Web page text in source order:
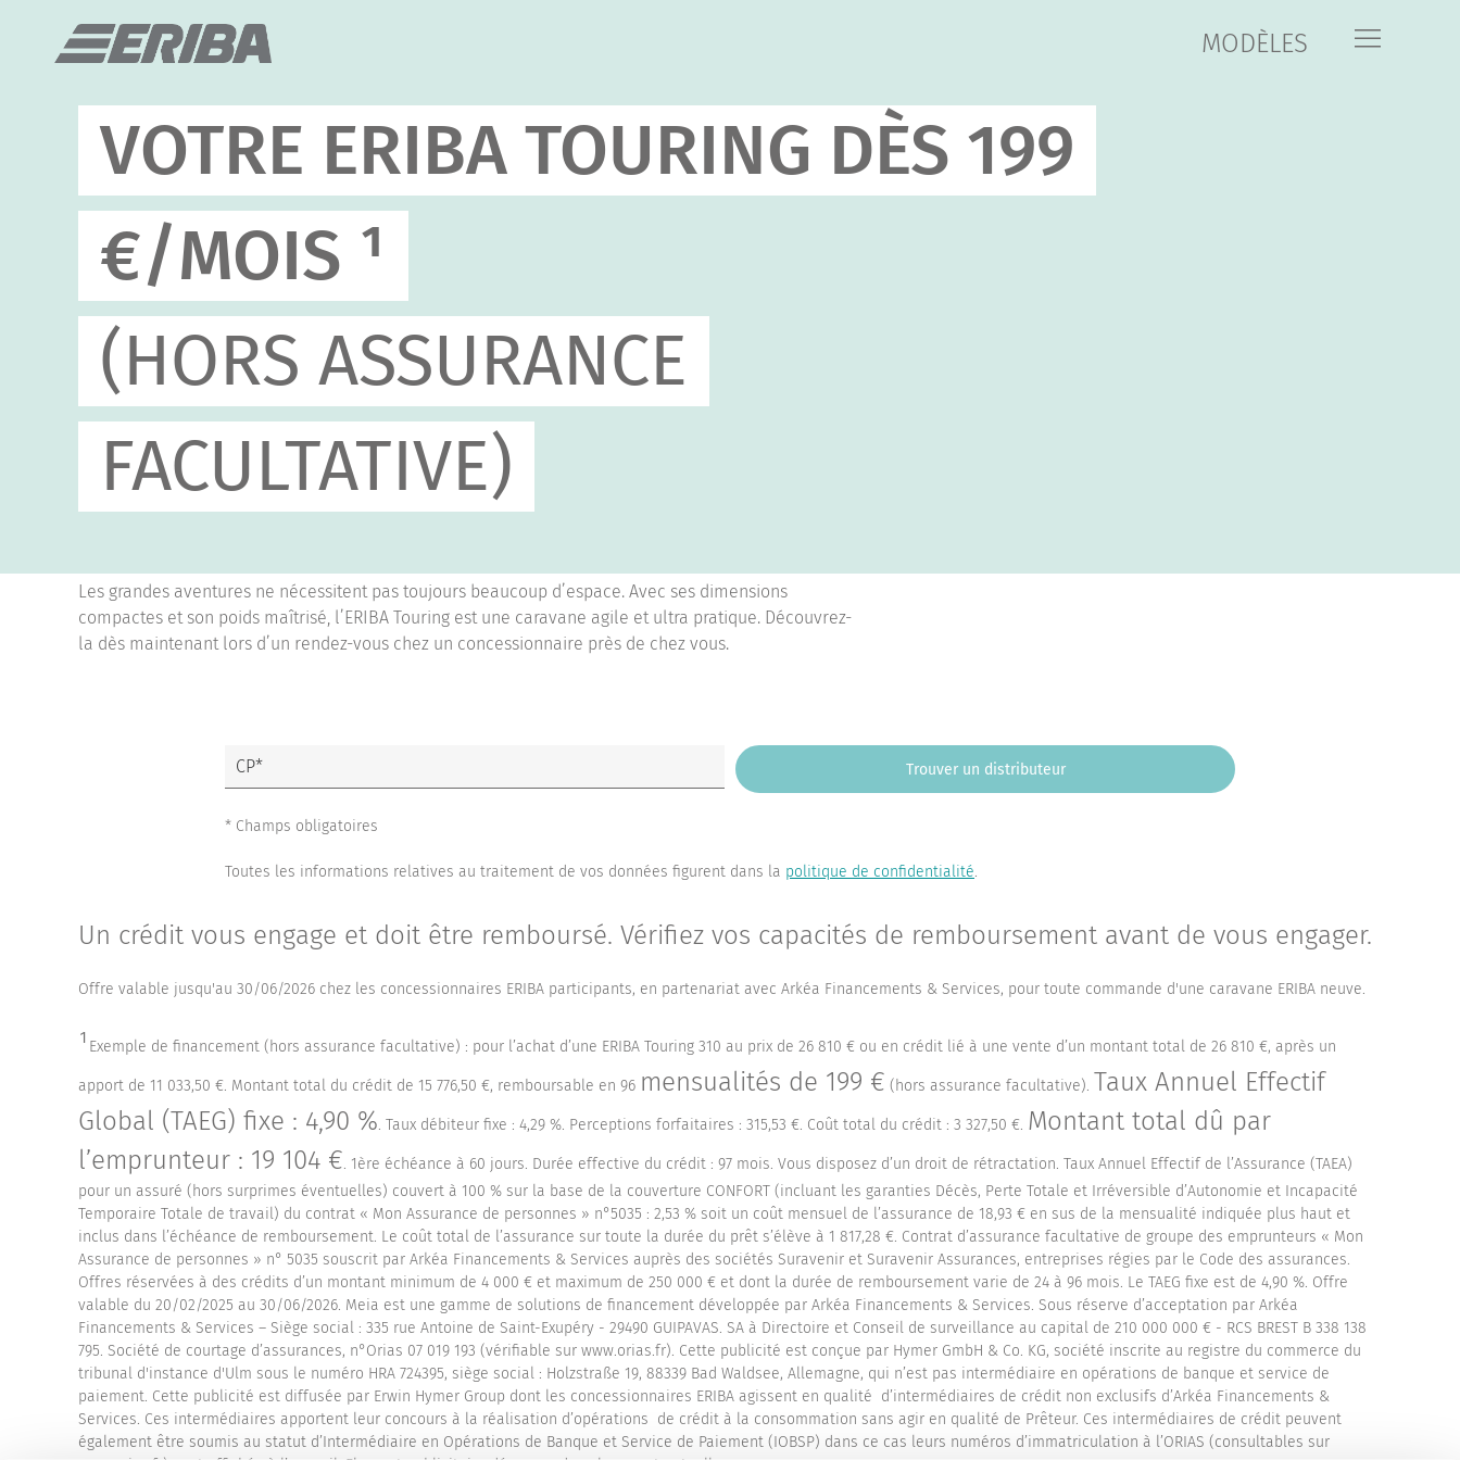
MODÈLES
VOTRE ERIBA TOURING DÈS 199
€/MOIS ¹
(HORS ASSURANCE
FACULTATIVE)
Les grandes aventures ne nécessitent pas toujours beaucoup d’espace. Avec ses dimensions
compactes et son poids maîtrisé, l’ERIBA Touring est une caravane agile et ultra pratique. Découvrez-
la dès maintenant lors d’un rendez-vous chez un concessionnaire près de chez vous.
Trouver un distributeur
* Champs obligatoires
Toutes les informations relatives au traitement de vos données figurent dans la politique de confidentialité.
Un crédit vous engage et doit être remboursé. Vérifiez vos capacités de remboursement avant de vous engager.
Offre valable jusqu'au 30/06/2026 chez les concessionnaires ERIBA participants, en partenariat avec Arkéa Financements & Services, pour toute commande d'une caravane ERIBA neuve.
¹ Exemple de financement (hors assurance facultative) : pour l’achat d’une ERIBA Touring 310 au prix de 26 810 € ou en crédit lié à une vente d’un montant total de 26 810 €, après un
apport de 11 033,50 €. Montant total du crédit de 15 776,50 €, remboursable en 96 mensualités de 199 € (hors assurance facultative). Taux Annuel Effectif
Global (TAEG) fixe : 4,90 %. Taux débiteur fixe : 4,29 %. Perceptions forfaitaires : 315,53 €. Coût total du crédit : 3 327,50 €. Montant total dû par
l’emprunteur : 19 104 €. 1ère échéance à 60 jours. Durée effective du crédit : 97 mois. Vous disposez d’un droit de rétractation. Taux Annuel Effectif de l’Assurance (TAEA)
pour un assuré (hors surprimes éventuelles) couvert à 100 % sur la base de la couverture CONFORT (incluant les garanties Décès, Perte Totale et Irréversible d’Autonomie et Incapacité
Temporaire Totale de travail) du contrat « Mon Assurance de personnes » n°5035 : 2,53 % soit un coût mensuel de l’assurance de 18,93 € en sus de la mensualité indiquée plus haut et
inclus dans l’échéance de remboursement. Le coût total de l’assurance sur toute la durée du prêt s’élève à 1 817,28 €. Contrat d’assurance facultative de groupe des emprunteurs « Mon
Assurance de personnes » n° 5035 souscrit par Arkéa Financements & Services auprès des sociétés Suravenir et Suravenir Assurances, entreprises régies par le Code des assurances.
Offres réservées à des crédits d’un montant minimum de 4 000 € et maximum de 250 000 € et dont la durée de remboursement varie de 24 à 96 mois. Le TAEG fixe est de 4,90 %. Offre
valable du 20/02/2025 au 30/06/2026. Meia est une gamme de solutions de financement développée par Arkéa Financements & Services. Sous réserve d’acceptation par Arkéa
Financements & Services – Siège social : 335 rue Antoine de Saint-Exupéry - 29490 GUIPAVAS. SA à Directoire et Conseil de surveillance au capital de 210 000 000 € - RCS BREST B 338 138
795. Société de courtage d’assurances, n°Orias 07 019 193 (vérifiable sur www.orias.fr). Cette publicité est conçue par Hymer GmbH & Co. KG, société inscrite au registre du commerce du
tribunal d'instance d'Ulm sous le numéro HRA 724395, siège social : Holzstraße 19, 88339 Bad Waldsee, Allemagne, qui n’est pas intermédiaire en opérations de banque et service de
paiement. Cette publicité est diffusée par Erwin Hymer Group dont les concessionnaires ERIBA agissent en qualité d’intermédiaires de crédit non exclusifs d’Arkéa Financements &
Services. Ces intermédiaires apportent leur concours à la réalisation d’opérations de crédit à la consommation sans agir en qualité de Prêteur. Ces intermédiaires de crédit peuvent
également être soumis au statut d’Intermédiaire en Opérations de Banque et Service de Paiement (IOBSP) dans ce cas leurs numéros d’immatriculation à l’ORIAS (consultables sur